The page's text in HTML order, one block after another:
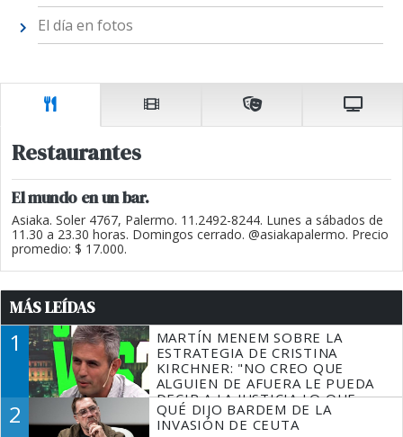
El día en fotos
Restaurantes
El mundo en un bar.
Asiaka. Soler 4767, Palermo. 11.2492-8244. Lunes a sábados de
11.30 a 23.30 horas. Domingos cerrado. @asiakapalermo. Precio
promedio: $ 17.000.
MÁS LEÍDAS
1
MARTÍN MENEM SOBRE LA
ESTRATEGIA DE CRISTINA
KIRCHNER: "NO CREO QUE
ALGUIEN DE AFUERA LE PUEDA
DECIR A LA JUSTICIA LO QUE
TIENE QUE HACER"
2
QUÉ DIJO BARDEM DE LA
INVASIÓN DE CEUTA